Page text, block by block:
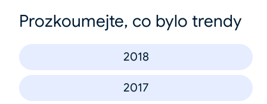
Prozkoumejte, co bylo trendy
2018
2017